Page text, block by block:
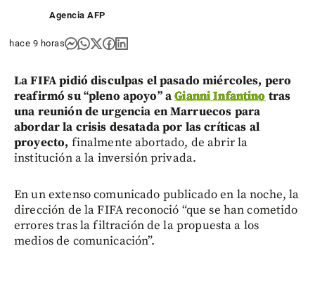
Agencia AFP
hace 9 horas
La FIFA pidió disculpas el pasado miércoles, pero
reafirmó su “pleno apoyo” aGianni Infantino tras
una reunión de urgencia en Marruecos para
abordar la crisis desatada por las críticas al
proyecto, finalmente abortado, de abrir la
institución a la inversión privada.
En un extenso comunicado publicado en la noche, la
dirección de la FIFA reconoció “que se han cometido
errores tras la filtración de la propuesta a los
medios de comunicación”.